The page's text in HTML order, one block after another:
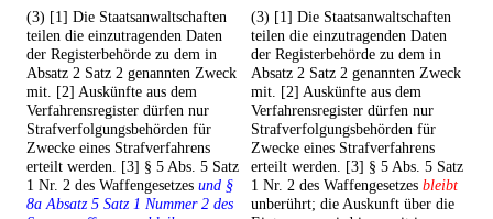
(3) [1] Die Staatsanwaltschaften
teilen die einzutragenden Daten
der Registerbehörde zu dem in
Absatz 2 Satz 2 genannten Zweck
mit. [2] Auskünfte aus dem
Verfahrensregister dürfen nur
Strafverfolgungsbehörden für
Zwecke eines Strafverfahrens
erteilt werden. [3] § 5 Abs. 5 Satz
1 Nr. 2 des Waffengesetzes und §
8a Absatz 5 Satz 1 Nummer 2 des
(3) [1] Die Staatsanwaltschaften
teilen die einzutragenden Daten
der Registerbehörde zu dem in
Absatz 2 Satz 2 genannten Zweck
mit. [2] Auskünfte aus dem
Verfahrensregister dürfen nur
Strafverfolgungsbehörden für
Zwecke eines Strafverfahrens
erteilt werden. [3] § 5 Abs. 5 Satz
1 Nr. 2 des Waffengesetzes bleibt
unberührt; die Auskunft über die